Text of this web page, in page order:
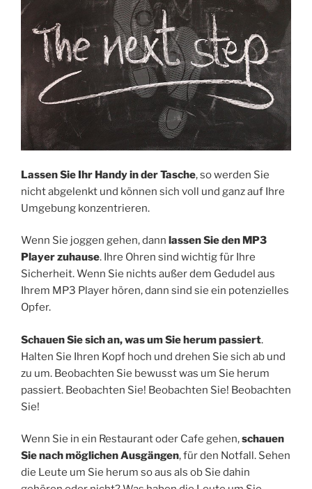
Lassen Sie Ihr Handy in der Tasche, so werden Sie
nicht abgelenkt und können sich voll und ganz auf Ihre
Umgebung konzentrieren.
Wenn Sie joggen gehen, dann lassen Sie den MP3
Player zuhause. Ihre Ohren sind wichtig für Ihre
Sicherheit. Wenn Sie nichts außer dem Gedudel aus
Ihrem MP3 Player hören, dann sind sie ein potenzielles
Opfer.
Schauen Sie sich an, was um Sie herum passiert.
Halten Sie Ihren Kopf hoch und drehen Sie sich ab und
zu um. Beobachten Sie bewusst was um Sie herum
passiert. Beobachten Sie! Beobachten Sie! Beobachten
Sie!
Wenn Sie in ein Restaurant oder Cafe gehen,schauen
Sie nach möglichen Ausgängen, für den Notfall. Sehen
die Leute um Sie herum so aus als ob Sie dahin